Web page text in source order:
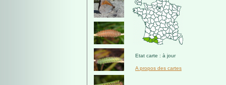
Etat carte : à jour
A propos des cartes